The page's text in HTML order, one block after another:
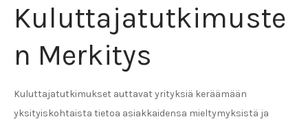
Kuluttajatutkimuste
n Merkitys
Kuluttajatutkimukset auttavat yrityksiä keräämään
yksityiskohtaista tietoa asiakkaidensa mieltymyksistä ja